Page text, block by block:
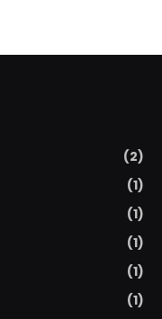
(2)
(1)
(1)
(1)
(1)
(1)